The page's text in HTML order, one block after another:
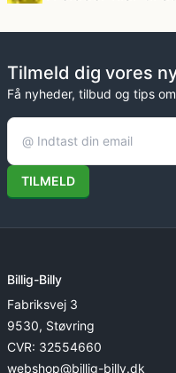
Tilmeld dig vores
Få nyheder, tilbud og tips
TILMELD
Billig-Billy
Fabriksvej 3
9530, Støvring
CVR: 32554660
webshop@billig-billy.dk